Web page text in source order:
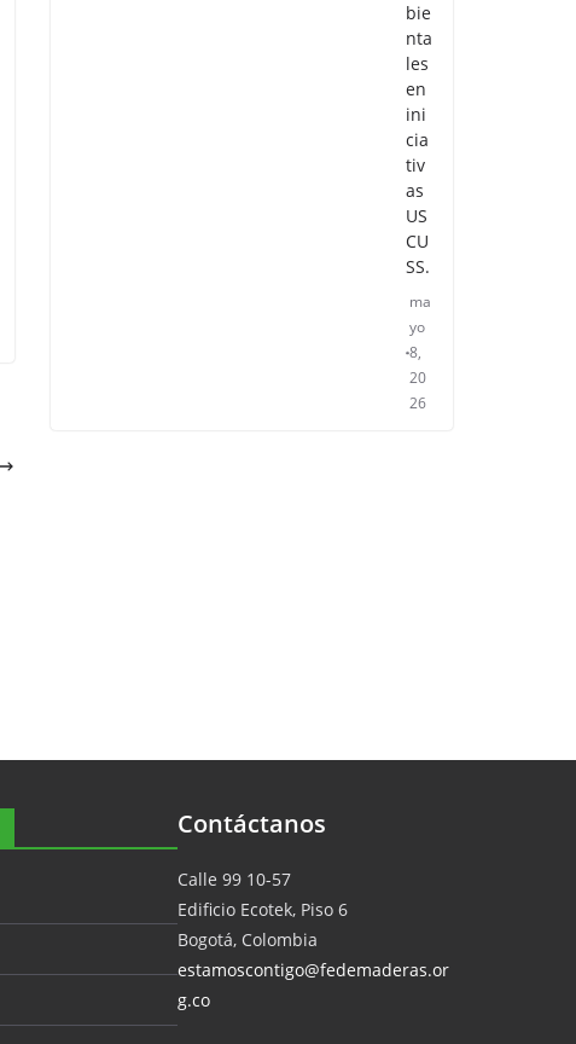
bie
nta
les
en
ini
cia
tiv
as
US
CU
SS.
ma
yo
8,
20
26
Contáctanos
Calle 99 10-57
Edificio Ecotek, Piso 6
Bogotá, Colombia
estamoscontigo@fedemaderas.or
g.co